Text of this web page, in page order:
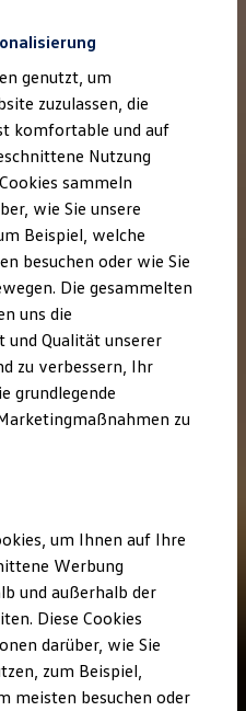
für Nutzfahrzeuge
& Inspektion
bei Volkswagen Nutzfahrzeuge
& Apps
Ihren ID. Buzz
Ihren Transporter/Caravelle
Ihren Amarok
andere Modelle
Updates
genutzt, um
zuzulassen, die
komfortable und auf
Nutzung
sammeln
wie Sie unsere
Beispiel, welche
besuchen oder wie Sie
Die gesammelten
uns die
und Qualität unserer
zu verbessern, Ihr
grundlegende
zu
um Ihnen auf Ihre
Werbung
und außerhalb der
Diese Cookies
darüber, wie Sie
zum Beispiel,
meisten besuchen oder